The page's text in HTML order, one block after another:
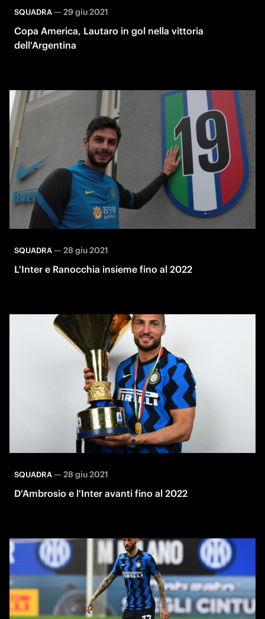
SQUADRA— 29 giu 2021
Copa America, Lautaro in gol nella vittoria
dell'Argentina
SQUADRA— 28 giu 2021
L'Inter e Ranocchia insieme fino al 2022
SQUADRA— 28 giu 2021
D'Ambrosio e l'Inter avanti fino al 2022